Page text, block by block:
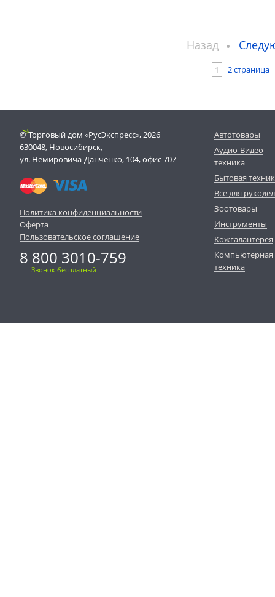
Назад
1 2 страница
© Торговый дом «РусЭкспресс», 2026
630048, Новосибирск,
ул. Немировича-Данченко, 104, офис 707
Политика конфиденциальности
Оферта
Пользовательское соглашение
8 800 3010-759
Звонок бесплатный
Автотовары
Аудио-Видео
техника
Бытовая
Все для
Зоотовары
Инструменты
Кожгалантерея
Компьютерная
техника